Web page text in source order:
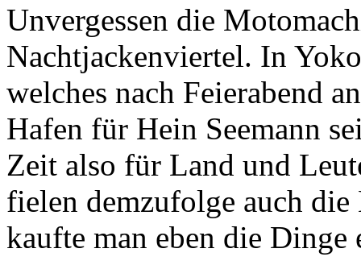
Unvergessen die
Nachtjackenviertel. In
welches nach Feierabend
Hafen für Hein Seemann
Zeit also für Land und
fielen demzufolge auch
kaufte man eben die